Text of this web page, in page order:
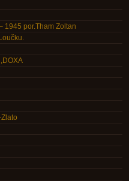
1945 por.Tham Zoltan